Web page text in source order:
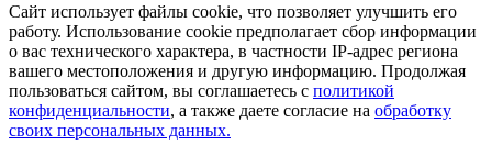
Сайт использует файлы cookie, что позволяет улучшить его
работу. Использование cookie предполагает сбор информации
о вас технического характера, в частности IP-адрес региона
вашего местоположения и другую информацию. Продолжая
пользоваться сайтом, вы соглашаетесь с политикой
конфиденциальности, а также даете согласие на обработку
своих персональных данных.